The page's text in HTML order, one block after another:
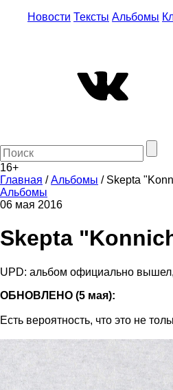
Новости Тексты Альбомы
16+
Главная /Альбомы / Skepta
Альбомы
06 мая 2016
Skepta
UPD: альбом официально вышел,
ОБНОВЛЕНО (5 мая):
Есть вероятность, что это не